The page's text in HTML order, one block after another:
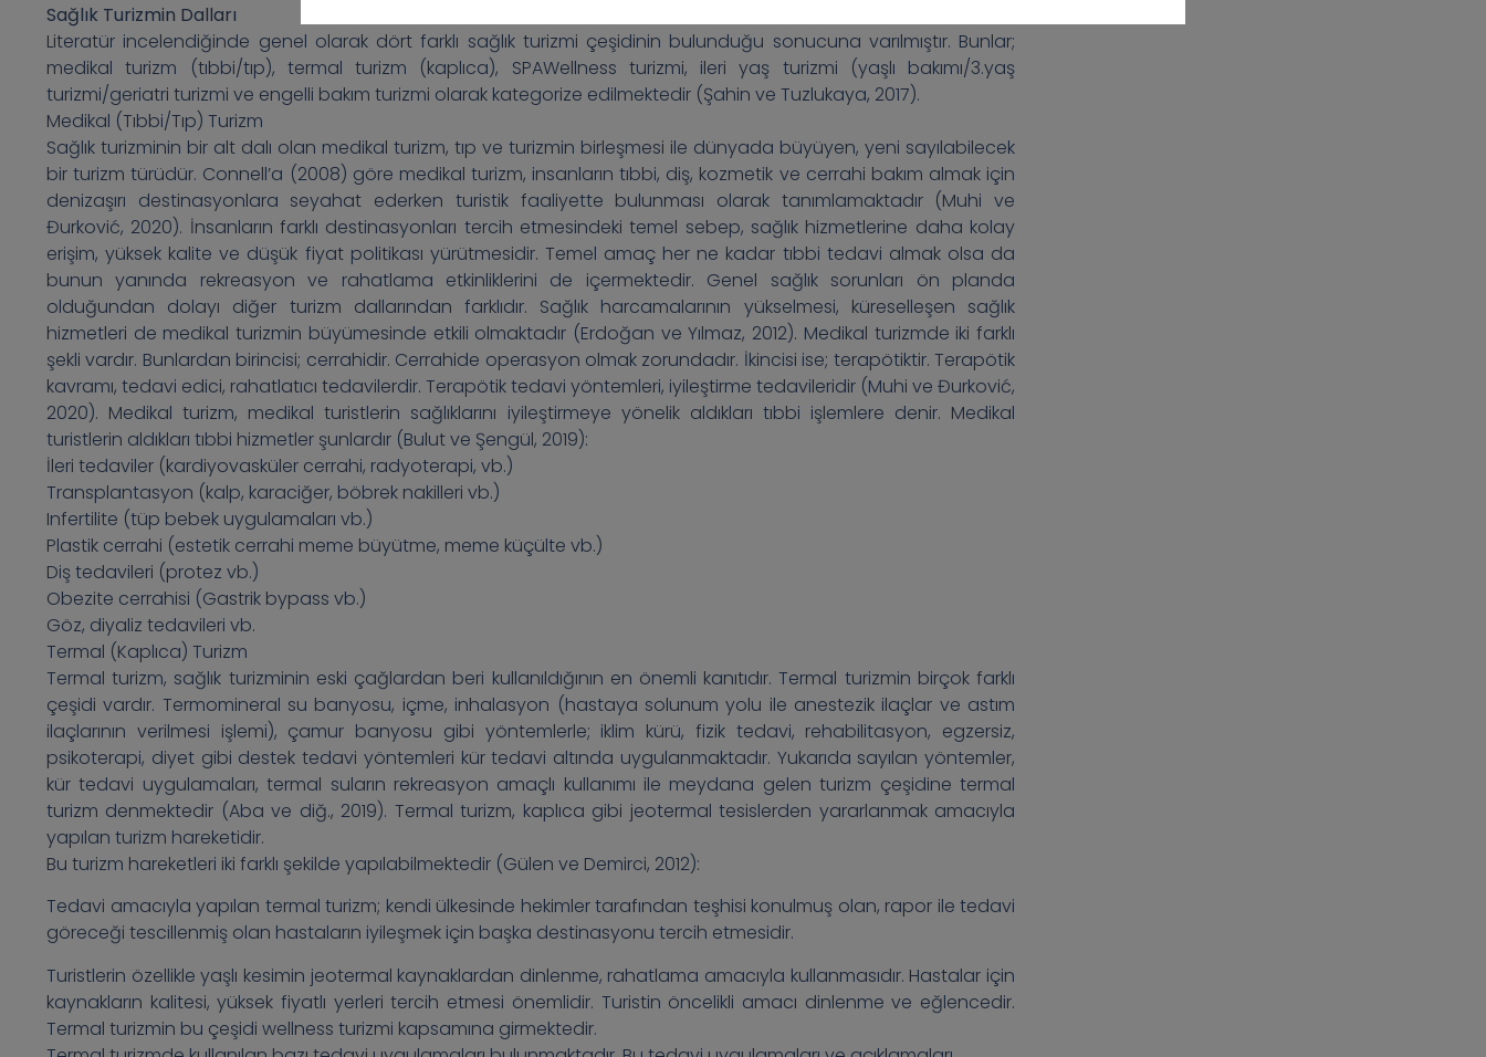
Sağlık Turizmin Dalları
Literatür incelendiğinde genel olarak dört farklı sağlık turizmi çeşidinin bulunduğu sonucuna varılmıştır. Bunlar;
medikal turizm (tıbbi/tıp), termal turizm (kaplıca), SPAWellness turizmi, ileri yaş turizmi (yaşlı bakımı/3.yaş
turizmi/geriatri turizmi ve engelli bakım turizmi olarak kategorize edilmektedir (Şahin ve Tuzlukaya, 2017).
Medikal (Tıbbi/Tıp) Turizm
Sağlık turizminin bir alt dalı olan medikal turizm, tıp ve turizmin birleşmesi ile dünyada büyüyen, yeni sayılabilecek
bir turizm türüdür. Connell’a (2008) göre medikal turizm, insanların tıbbi, diş, kozmetik ve cerrahi bakım almak için
denizaşırı destinasyonlara seyahat ederken turistik faaliyette bulunması olarak tanımlamaktadır (Muhi ve
Đurković, 2020). İnsanların farklı destinasyonları tercih etmesindeki temel sebep, sağlık hizmetlerine daha kolay
erişim, yüksek kalite ve düşük fiyat politikası yürütmesidir. Temel amaç her ne kadar tıbbi tedavi almak olsa da
bunun yanında rekreasyon ve rahatlama etkinliklerini de içermektedir. Genel sağlık sorunları ön planda
olduğundan dolayı diğer turizm dallarından farklıdır. Sağlık harcamalarının yükselmesi, küreselleşen sağlık
hizmetleri de medikal turizmin büyümesinde etkili olmaktadır (Erdoğan ve Yılmaz, 2012). Medikal turizmde iki farklı
şekli vardır. Bunlardan birincisi; cerrahidir. Cerrahide operasyon olmak zorundadır. İkincisi ise; terapötiktir. Terapötik
kavramı, tedavi edici, rahatlatıcı tedavilerdir. Terapötik tedavi yöntemleri, iyileştirme tedavileridir (Muhi ve Đurković,
2020). Medikal turizm, medikal turistlerin sağlıklarını iyileştirmeye yönelik aldıkları tıbbi işlemlere denir. Medikal
turistlerin aldıkları tıbbi hizmetler şunlardır (Bulut ve Şengül, 2019):
İleri tedaviler (kardiyovasküler cerrahi, radyoterapi, vb.)
Transplantasyon (kalp, karaciğer, böbrek nakilleri vb.)
Infertilite (tüp bebek uygulamaları vb.)
Plastik cerrahi (estetik cerrahi meme büyütme, meme küçülte vb.)
Diş tedavileri (protez vb.)
Obezite cerrahisi (Gastrik bypass vb.)
Göz, diyaliz tedavileri vb.
Termal (Kaplıca) Turizm
Termal turizm, sağlık turizminin eski çağlardan beri kullanıldığının en önemli kanıtıdır. Termal turizmin birçok farklı
çeşidi vardır. Termomineral su banyosu, içme, inhalasyon (hastaya solunum yolu ile anestezik ilaçlar ve astım
ilaçlarının verilmesi işlemi), çamur banyosu gibi yöntemlerle; iklim kürü, fizik tedavi, rehabilitasyon, egzersiz,
psikoterapi, diyet gibi destek tedavi yöntemleri kür tedavi altında uygulanmaktadır. Yukarıda sayılan yöntemler,
kür tedavi uygulamaları, termal suların rekreasyon amaçlı kullanımı ile meydana gelen turizm çeşidine termal
turizm denmektedir (Aba ve diğ., 2019). Termal turizm, kaplıca gibi jeotermal tesislerden yararlanmak amacıyla
yapılan turizm hareketidir.
Bu turizm hareketleri iki farklı şekilde yapılabilmektedir (Gülen ve Demirci, 2012):
Tedavi amacıyla yapılan termal turizm; kendi ülkesinde hekimler tarafından teşhisi konulmuş olan, rapor ile tedavi
göreceği tescillenmiş olan hastaların iyileşmek için başka destinasyonu tercih etmesidir.
Turistlerin özellikle yaşlı kesimin jeotermal kaynaklardan dinlenme, rahatlama amacıyla kullanmasıdır. Hastalar için
kaynakların kalitesi, yüksek fiyatlı yerleri tercih etmesi önemlidir. Turistin öncelikli amacı dinlenme ve eğlencedir.
Termal turizmin bu çeşidi wellness turizmi kapsamına girmektedir.